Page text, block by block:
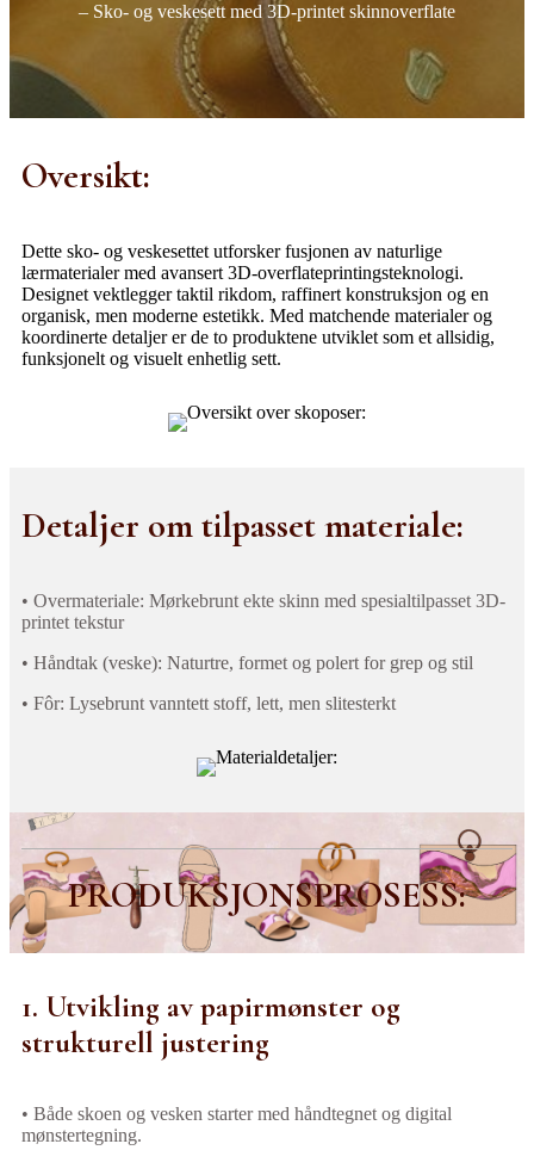
– Sko- og veskesett med 3D-printet skinnoverflate
Oversikt:
Dette sko- og veskesettet utforsker fusjonen av naturlige
lærmaterialer med avansert 3D-overflateprintingsteknologi.
Designet vektlegger taktil rikdom, raffinert konstruksjon og en
organisk, men moderne estetikk. Med matchende materialer og
koordinerte detaljer er de to produktene utviklet som et allsidig,
funksjonelt og visuelt enhetlig sett.
Detaljer om tilpasset materiale:
• Overmateriale: Mørkebrunt ekte skinn med spesialtilpasset 3D-
printet tekstur
• Håndtak (veske): Naturtre, formet og polert for grep og stil
• Fôr: Lysebrunt vanntett stoff, lett, men slitesterkt
PRODUKSJONSPROSESS:
1. Utvikling av papirmønster og
strukturell justering
• Både skoen og vesken starter med håndtegnet og digital
mønstertegning.